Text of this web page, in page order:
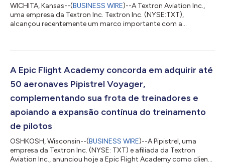
WICHITA, Kansas--(BUSINESS WIRE)--A Textron Aviation Inc.,
uma empresa da Textron Inc. Textron Inc. (NYSE:TXT),
alcançou recentemente um marco importante com a
certificação. Com este marco, os três jatos leves Citation de
entraram na fase de testes de voo, demonstrando o contínuo
progresso do portfólio de jatos leves de nova g...
A Epic Flight Academy concorda em adquirir até
50 aeronaves Pipistrel Voyager,
complementando sua frota de treinadores e
apoiando a expansão contínua do treinamento
de pilotos
OSHKOSH, Wisconsin--(BUSINESS WIRE)--A Pipistrel, uma
empresa da Textron Inc. (NYSE: TXT) e afiliada da Textron
Aviation Inc., anunciou hoje a Epic Flight Academy como cliente